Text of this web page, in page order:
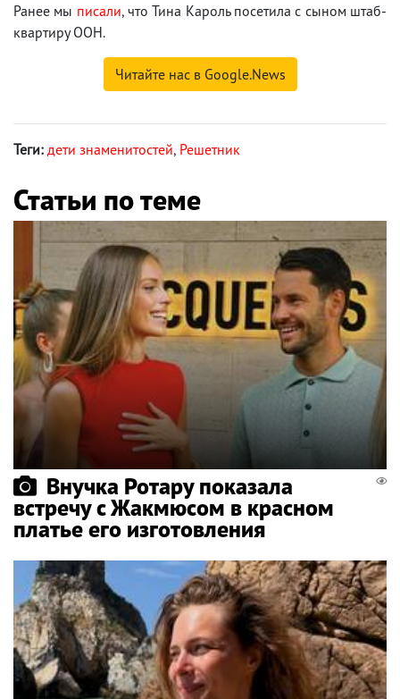
Ранее мы писали, что Тина Кароль посетила с сыном штаб-
квартиру ООН.
Читайте нас в Google.News
Теги: дети знаменитостей, Решетник
Статьи по теме
Внучка Ротару показала
встречу с Жакмюсом в красном
платье его изготовления